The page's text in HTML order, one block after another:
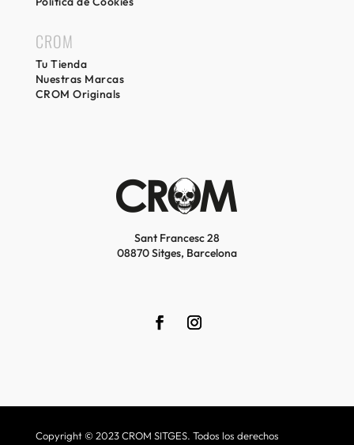
CROM
Tu Tienda
Nuestras Marcas
CROM Originals
Sant Francesc 28
08870 Sitges, Barcelona
Copyright © 2023 CROM SITGES. Todos los derechos